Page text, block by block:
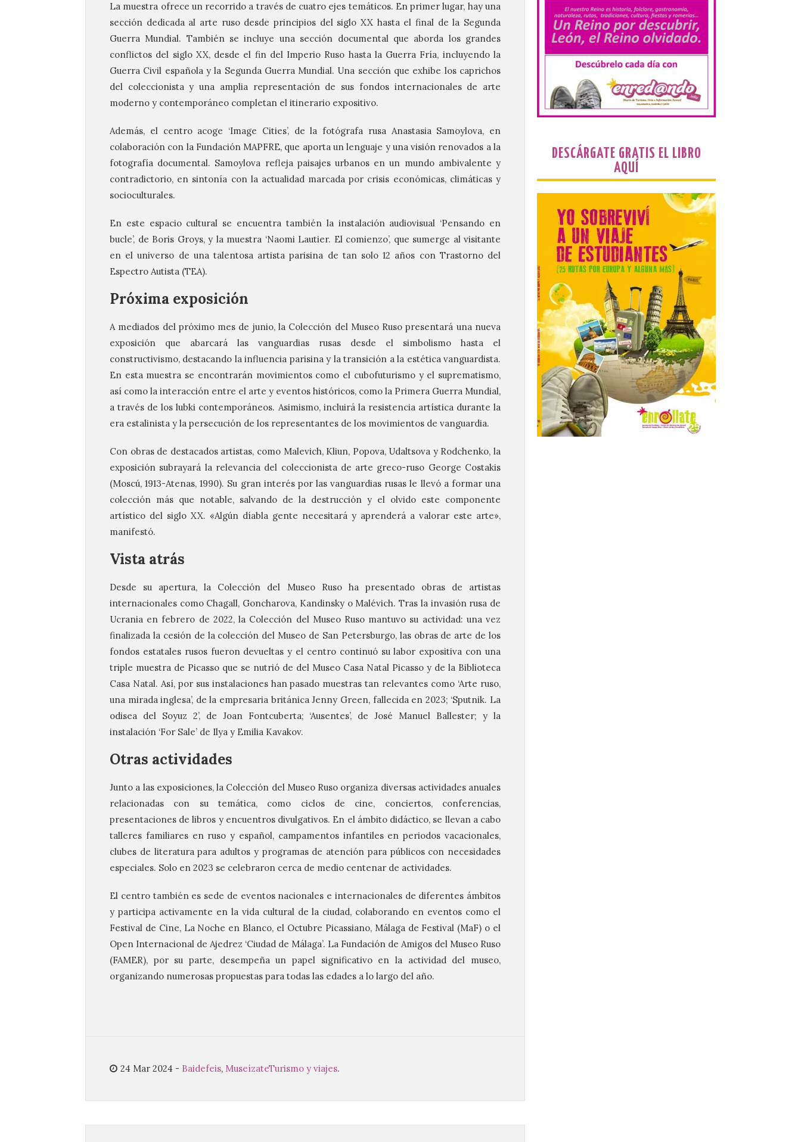
La muestra ofrece un recorrido a través de cuatro ejes temáticos. En primer lugar, hay una
sección dedicada al arte ruso desde principios del siglo XX hasta el final de la Segunda
Guerra Mundial. También se incluye una sección documental que aborda los grandes
conflictos del siglo XX, desde el fin del Imperio Ruso hasta la Guerra Fría, incluyendo la
Guerra Civil española y la Segunda Guerra Mundial. Una sección que exhibe los caprichos
del coleccionista y una amplia representación de sus fondos internacionales de arte
moderno y contemporáneo completan el itinerario expositivo.
Además, el centro acoge ‘Image Cities’, de la fotógrafa rusa Anastasia Samoylova, en
colaboración con la Fundación MAPFRE, que aporta un lenguaje y una visión renovados a la
fotografía documental. Samoylova refleja paisajes urbanos en un mundo ambivalente y
contradictorio, en sintonía con la actualidad marcada por crisis económicas, climáticas y
socioculturales.
En este espacio cultural se encuentra también la instalación audiovisual ‘Pensando en
bucle’, de Boris Groys, y la muestra ‘Naomi Lautier. El comienzo’, que sumerge al visitante
en el universo de una talentosa artista parisina de tan solo 12 años con Trastorno del
Espectro Autista (TEA).
Próxima exposición
A mediados del próximo mes de junio, la Colección del Museo Ruso presentará una nueva
exposición que abarcará las vanguardias rusas desde el simbolismo hasta el
constructivismo, destacando la influencia parisina y la transición a la estética vanguardista.
En esta muestra se encontrarán movimientos como el cubofuturismo y el suprematismo,
así como la interacción entre el arte y eventos históricos, como la Primera Guerra Mundial,
a través de los lubki contemporáneos. Asimismo, incluirá la resistencia artística durante la
era estalinista y la persecución de los representantes de los movimientos de vanguardia.
Con obras de destacados artistas, como Malevich, Kliun, Popova, Udaltsova y Rodchenko, la
exposición subrayará la relevancia del coleccionista de arte greco-ruso George Costakis
(Moscú, 1913-Atenas, 1990). Su gran interés por las vanguardias rusas le llevó a formar una
colección más que notable, salvando de la destrucción y el olvido este componente
artístico del siglo XX. «Algún díabla gente necesitará y aprenderá a valorar este arte»,
manifestó.
Vista atrás
Desde su apertura, la Colección del Museo Ruso ha presentado obras de artistas
internacionales como Chagall, Goncharova, Kandinsky o Malévich. Tras la invasión rusa de
Ucrania en febrero de 2022, la Colección del Museo Ruso mantuvo su actividad: una vez
finalizada la cesión de la colección del Museo de San Petersburgo, las obras de arte de los
fondos estatales rusos fueron devueltas y el centro continuó su labor expositiva con una
triple muestra de Picasso que se nutrió de del Museo Casa Natal Picasso y de la Biblioteca
Casa Natal. Así, por sus instalaciones han pasado muestras tan relevantes como ‘Arte ruso,
una mirada inglesa’, de la empresaria británica Jenny Green, fallecida en 2023; ‘Sputnik. La
odisea del Soyuz 2’, de Joan Fontcuberta; ‘Ausentes’, de José Manuel Ballester; y la
instalación ‘For Sale’ de Ilya y Emilia Kavakov.
Otras actividades
Junto a las exposiciones, la Colección del Museo Ruso organiza diversas actividades anuales
relacionadas con su temática, como ciclos de cine, conciertos, conferencias,
presentaciones de libros y encuentros divulgativos. En el ámbito didáctico, se llevan a cabo
talleres familiares en ruso y español, campamentos infantiles en periodos vacacionales,
clubes de literatura para adultos y programas de atención para públicos con necesidades
especiales. Solo en 2023 se celebraron cerca de medio centenar de actividades.
El centro también es sede de eventos nacionales e internacionales de diferentes ámbitos
y participa activamente en la vida cultural de la ciudad, colaborando en eventos como el
Festival de Cine, La Noche en Blanco, el Octubre Picassiano, Málaga de Festival (MaF) o el
Open Internacional de Ajedrez ‘Ciudad de Málaga’. La Fundación de Amigos del Museo Ruso
(FAMER), por su parte, desempeña un papel significativo en la actividad del museo,
organizando numerosas propuestas para todas las edades a lo largo del año.
24 Mar 2024 - Baidefeis, MuseízateTurismo y viajes.
cargo de Arturo Martínez
Matilla
8 Ago 2026
El Ayuntamiento de La
Bañeza designa a Arturo
pregonero de las Fiestas
2026. Tendrá lugar este
sábado 8 de agosto a las 21,00 horas en el
teatro municipal de La Bañeza. El
La I Feria de la Cerveza
Artesana de Astorga
arranca con una gran
acogida del público
8 Ago 2026
La inauguración contó
con la presencia del
alcalde de Astorga, José
Luis Nieto, que se acercó
hasta la feria acompañado
por el organizador de la iniciativa, Isaac
Cancillo Carro. Astorga, 8 de agosto de
2026. — La I Feria de […]
El Jamón de bellota 100 %
ibérico «Guillén» de
Guijuelo ha sido el
ganador al mejor jamón de
bellota ibérico
8 Ago 2026
DESCÁRGATE GRATIS EL LIBRO
AQUÍ